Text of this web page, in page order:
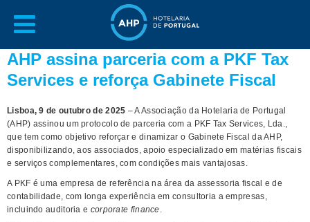
AHP assina parceria com a PKF Tax
Services e reforça Gabinete Fiscal
Lisboa, 9 de outubro de 2025 – A Associação da Hotelaria de Portugal
(AHP) assinou um protocolo de parceria com a PKF Tax Services, Lda.,
que tem como objetivo reforçar e dinamizar o Gabinete Fiscal da AHP,
disponibilizando, aos associados, apoio especializado em matérias fiscais
e serviços complementares, com condições mais vantajosas.
A PKF é uma empresa de referência na área da assessoria fiscal e de
contabilidade, com longa experiência em consultoria a empresas,
incluindo auditoria e corporate finance.